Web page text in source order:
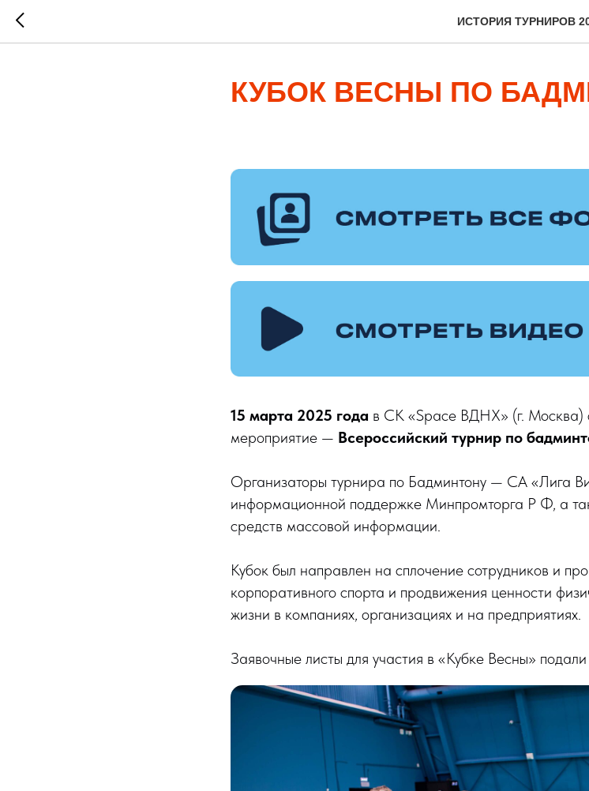
ИСТОРИЯ ТУРНИРОВ
КУБОК ВЕСНЫ ПО
15 марта 2025 года в СК «Spaсe ВДНХ» (г. Москва)
мероприятие — Всероссийский турнир по
Организаторы турнира по Бадминтону — СА «Лига
информационной поддержке Минпромторга Р Ф, а
средств массовой информации.
Кубок был направлен на сплочение сотрудников и
корпоративного спорта и продвижения ценности
жизни в компаниях, организациях и на предприятиях.
Заявочные листы для участия в «Кубке Весны»